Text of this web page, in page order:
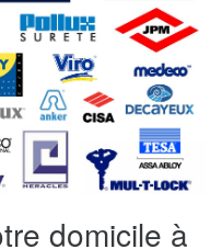
domicile à